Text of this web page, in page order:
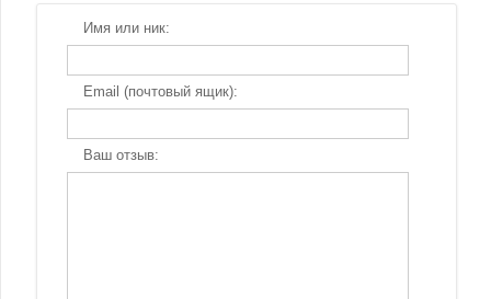
Имя или ник:
Email (почтовый ящик):
Ваш отзыв: